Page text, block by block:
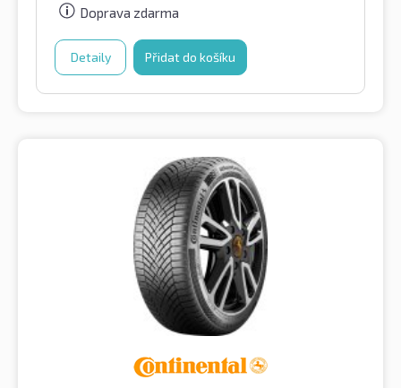
Doprava zdarma
Detaily Přidat do košíku